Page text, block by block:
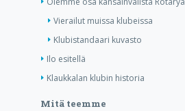
Vierailut muissa klubeissa
Klubistandaari kuvasto
Ilo esitellä
Klaukkalan klubin historia
Mitä teemme